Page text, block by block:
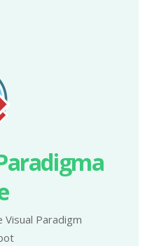
Paradigm